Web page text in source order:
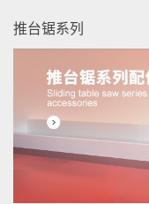
推台锯系列